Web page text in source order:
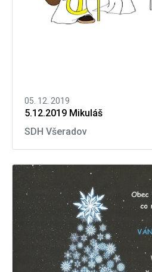
05. 12. 2019
5.12.2019 Mikuláš
SDH Všeradov